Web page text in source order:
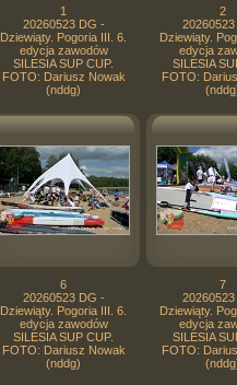
1
20260523 DG -
Dziewiąty. Pogoria III. 6.
edycja zawodów
SILESIA SUP CUP.
FOTO: Dariusz Nowak
(nddg)
2
Dziewiąty.
edycja
SILESIA
FOTO:
6
20260523 DG -
Dziewiąty. Pogoria III. 6.
edycja zawodów
SILESIA SUP CUP.
FOTO: Dariusz Nowak
(nddg)
7
Dziewiąty.
edycja
SILESIA
FOTO: